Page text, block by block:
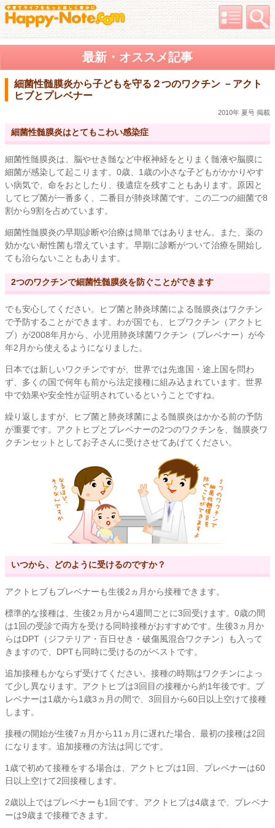
最新・オススメ記事
細菌性髄膜炎から子どもを守る２つのワクチン －アクト
ヒブとプレベナー
2010年 夏号 掲載
細菌性髄膜炎はとてもこわい感染症
細菌性髄膜炎は、脳やせき髄など中枢神経をとりまく髄液や脳膜に
細菌が感染して起こります。0歳、1歳の小さな子どもがかかりやす
い病気で、命をおとしたり、後遺症を残すこともあります。原因と
してヒブ菌が一番多く、二番目が肺炎球菌です。この二つの細菌で8
割から9割を占めています。
細菌性髄膜炎の早期診断や治療は簡単ではありません。また、薬の
効かない耐性菌も増えています。早期に診断がついて治療を開始し
ても治らないこともあります。
2つのワクチンで細菌性髄膜炎を防ぐことができます
でも安心してください。ヒブ菌と肺炎球菌による髄膜炎はワクチン
で予防することができます。わが国でも、ヒブワクチン（アクトヒ
ブ）が2008年月から、小児用肺炎球菌ワクチン（プレベナー）が今
年2月から使えるようになりました。
日本では新しいワクチンですが、世界では先進国・途上国を問わ
ず、多くの国で何年も前から法定接種に組み込まれています。世界
中で効果や安全性が証明されているということですね。
繰り返しますが、ヒブ菌と肺炎球菌による髄膜炎はかかる前の予防
が重要です。アクトヒブとプレベナーの2つのワクチンを、髄膜炎ワ
クチンセットとしてお子さんに受けさせてあげてください。
いつから、どのように受けるのですか？
アクトヒブもプレベナーも生後2ヵ月から接種できます。
標準的な接種は、生後2ヵ月から4週間ごとに3回受けます。0歳の間
は1回の受診で両方を受ける同時接種がおすすめです。生後3ヵ月か
らはDPT（ジフテリア・百日せき・破傷風混合ワクチン）も入って
きますので、DPTも同時に受けるのがベストです。
追加接種もかならず受けてください。接種の時期はワクチンによっ
て少し異なります。アクトヒブは3回目の接種から約1年後です。プ
レベナーは1歳から1歳3ヵ月の間で、3回目から60日以上空けて接種
します。
接種の開始が生後7ヵ月から11ヵ月に遅れた場合、最初の接種は2回
になります。追加接種の方法は同じです。
1歳で初めて接種をする場合は、アクトヒブは1回、プレベナーは60
日以上空けて2回接種します。
2歳以上ではプレベナーも1回です。アクトヒブは4歳まで、プレベナ
ーは9歳まで接種できます。